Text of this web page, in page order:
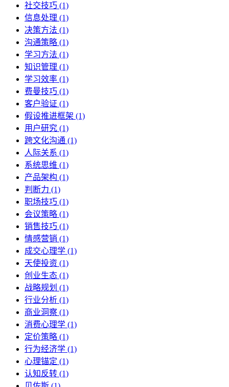
社交技巧 (1)
信息处理 (1)
决策方法 (1)
沟通策略 (1)
学习方法 (1)
知识管理 (1)
学习效率 (1)
费曼技巧 (1)
客户验证 (1)
假设推进框架 (1)
用户研究 (1)
跨文化沟通 (1)
人际关系 (1)
系统思维 (1)
产品架构 (1)
判断力 (1)
职场技巧 (1)
会议策略 (1)
销售技巧 (1)
情感营销 (1)
成交心理学 (1)
天使投资 (1)
创业生态 (1)
战略规划 (1)
行业分析 (1)
商业洞察 (1)
消费心理学 (1)
定价策略 (1)
行为经济学 (1)
心理锚定 (1)
认知反转 (1)